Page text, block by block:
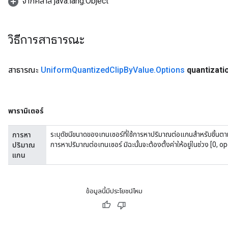
วิธีการสาธารณะ
สาธารณะ UniformQuantizedClipByValue.Options
พารามิเตอร์
การหา
ปริมาณ
แกน
ระบุดัชนีขนาดของเทนเซอร์ที่ใช้การหาปริมาณต่อแกนสำหรับชิ้นต
การหาปริมาณต่อเทนเซอร์ มิฉะนั้นจะต้องตั้งค่าให้อยู่ในช่วง [0,
ข้อมูลนี้มีประโยชน์ไหม